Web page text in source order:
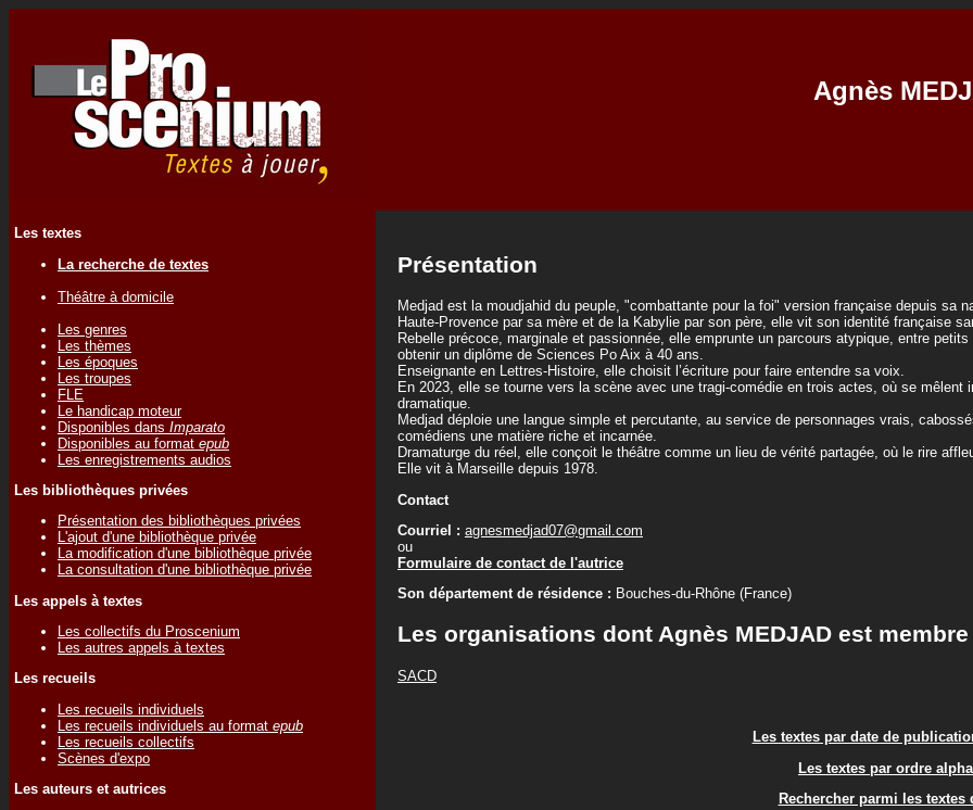
Agnès
Les textes
La recherche de textes
Théâtre à domicile
Les genres
Les thèmes
Les époques
Les troupes
FLE
Le handicap moteur
Disponibles dans Imparato
Disponibles au format epub
Les enregistrements audios
Les bibliothèques privées
Présentation des bibliothèques privées
L'ajout d'une bibliothèque privée
La modification d'une bibliothèque privée
La consultation d'une bibliothèque privée
Les appels à textes
Les collectifs du Proscenium
Les autres appels à textes
Les recueils
Les recueils individuels
Les recueils individuels au format epub
Les recueils collectifs
Scènes d'expo
Les auteurs et autrices
Présentation
Medjad est la moudjahid du peuple, "combattante pour la foi" version française depuis sa
Haute-Provence par sa mère et de la Kabylie par son père, elle vit son identité française
Rebelle précoce, marginale et passionnée, elle emprunte un parcours atypique, entre
obtenir un diplôme de Sciences Po Aix à 40 ans.
Enseignante en Lettres-Histoire, elle choisit l’écriture pour faire entendre sa voix.
En 2023, elle se tourne vers la scène avec une tragi-comédie en trois actes, où se mêlent
dramatique.
Medjad déploie une langue simple et percutante, au service de personnages vrais,
comédiens une matière riche et incarnée.
Dramaturge du réel, elle conçoit le théâtre comme un lieu de vérité partagée, où le rire
Elle vit à Marseille depuis 1978.
Contact
Courriel : agnesmedjad07@gmail.com
ou
Formulaire de contact de l'autrice
Son département de résidence : Bouches-du-Rhône (France)
Les organisations dont Agnès MEDJAD est membre
SACD
Les textes par date de
Les textes par ordre
Rechercher parmi les textes